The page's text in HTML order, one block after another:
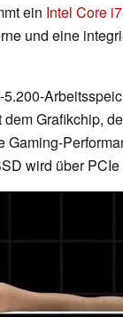
ein Intel Core
und eine
Grafikchip,
wird über